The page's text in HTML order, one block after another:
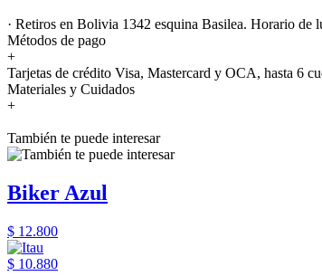
· Retiros en Bolivia 1342 esquina Basilea. Horario de
Métodos de pago
+
Tarjetas de crédito Visa, Mastercard y OCA, hasta 6
Materiales y Cuidados
+
También te puede interesar
Biker Azul
$ 12.800
$ 10.880